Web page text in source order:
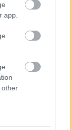
app.
other
z porażką
Stal Mielec
|Stal Mielec
|Wisła Kraków